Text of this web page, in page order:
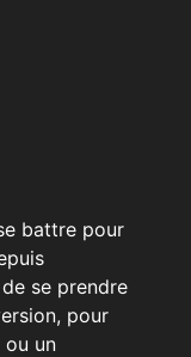
battre pour
se prendre
pour
ou un